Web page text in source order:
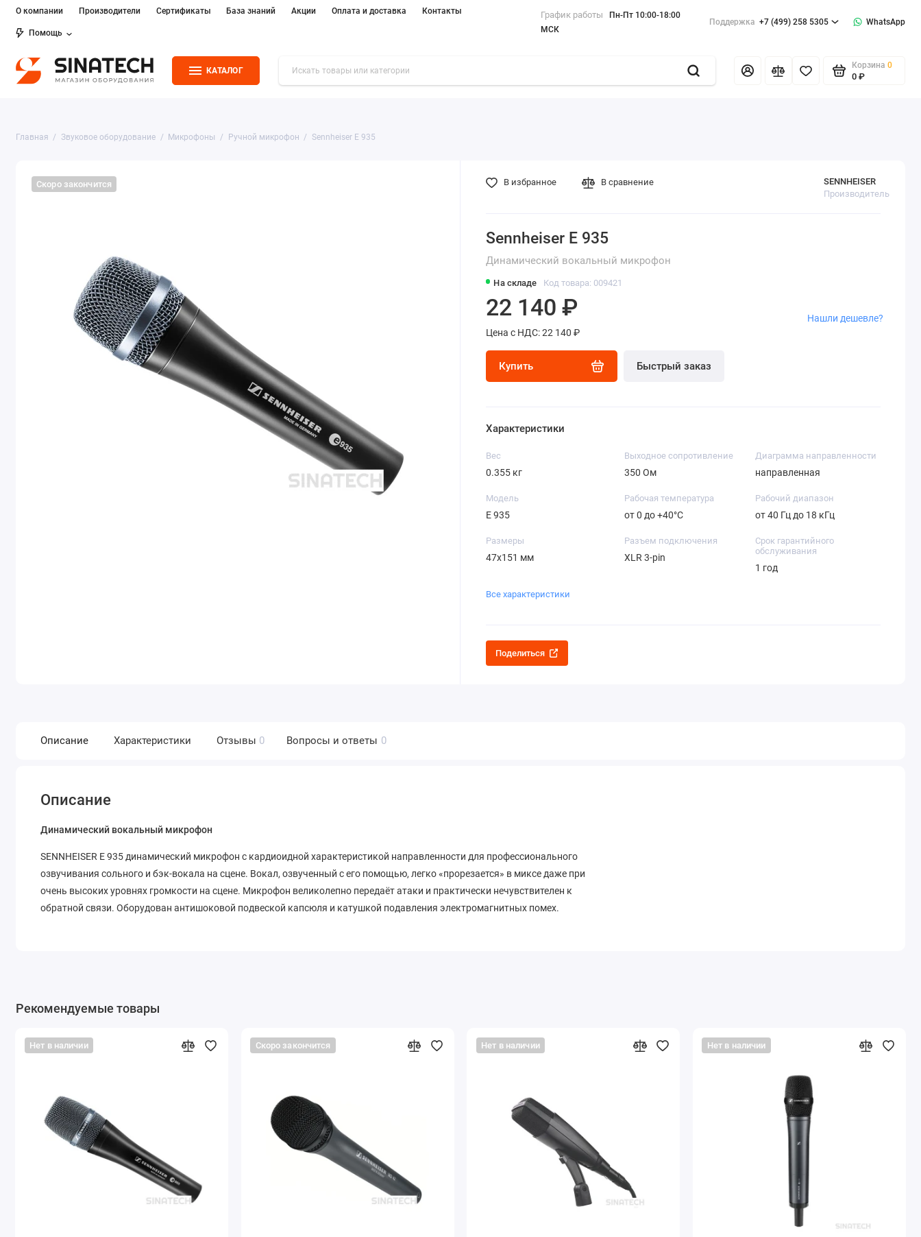
О компании Производители Сертификаты База знаний Акции Оплата и доставка Контакты
Помощь
График работы
Пн-Пт 10:00-18:00
МСК
Поддержка +7 (499) 258 5305 WhatsApp
КАТАЛОГ
Корзина 0
0 ₽
Главная Звуковое оборудование Микрофоны Ручной микрофон Sennheiser E 935
Скоро закончится
Sennheiser E 935
Динамический вокальный микрофон
На складе Код товара: 009421
SENNHEISER
Производитель
22 140 ₽
Цена с НДС: 22 140 ₽
Купить Быстрый заказ
Нашли дешевле?
В избранное В сравнение
Характеристики
Вес
0.355 кг
Выходное сопротивление
350 Ом
Диаграмма направленности
направленная
Модель
E 935
Рабочая температура
от 0 до +40°C
Рабочий диапазон
от 40 Гц до 18 кГц
Размеры
47х151 мм
Разъем подключения
XLR 3-pin
Срок гарантийного
обслуживания
1 год
Все характеристики
Поделиться
Описание Характеристики Отзывы 0 Вопросы и ответы 0
Описание
Динамический вокальный микрофон
SENNHEISER E 935 динамический микрофон с кардиоидной характеристикой направленности для профессионального
озвучивания сольного и бэк-вокала на сцене. Вокал, озвученный с его помощью, легко «прорезается» в миксе даже при
очень высоких уровнях громкости на сцене. Микрофон великолепно передаёт атаки и практически нечувствителен к
обратной связи. Оборудован антишоковой подвеской капсюля и катушкой подавления электромагнитных помех.
Рекомендуемые товары
Нет в наличии Скоро закончится Нет в наличии Нет в наличии